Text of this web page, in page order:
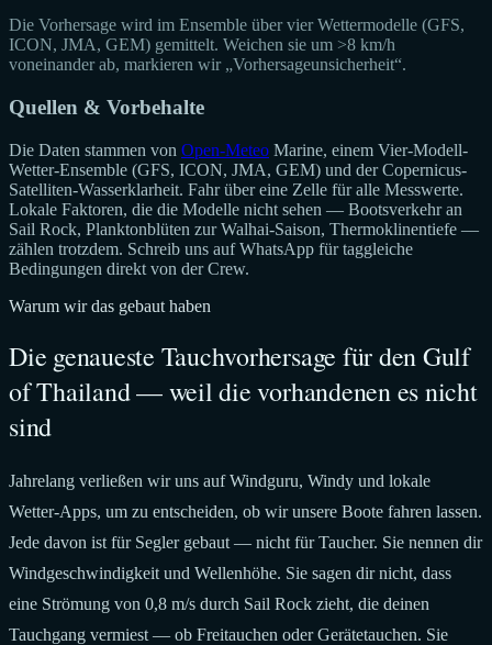
Die Vorhersage wird im Ensemble über vier Wettermodelle (GFS,
ICON, JMA, GEM) gemittelt. Weichen sie um >8 km/h
voneinander ab, markieren wir „Vorhersageunsicherheit“.
Quellen & Vorbehalte
Die Daten stammen von Open-Meteo Marine, einem Vier-Modell-
Wetter-Ensemble (GFS, ICON, JMA, GEM) und der Copernicus-
Satelliten-Wasserklarheit. Fahr über eine Zelle für alle Messwerte.
Lokale Faktoren, die die Modelle nicht sehen — Bootsverkehr an
Sail Rock, Planktonblüten zur Walhai-Saison, Thermoklinentiefe —
zählen trotzdem. Schreib uns auf WhatsApp für taggleiche
Bedingungen direkt von der Crew.
Warum wir das gebaut haben
Die genaueste Tauchvorhersage für den Gulf
of Thailand — weil die vorhandenen es nicht
sind
Jahrelang verließen wir uns auf Windguru, Windy und lokale
Wetter-Apps, um zu entscheiden, ob wir unsere Boote fahren lassen.
Jede davon ist für Segler gebaut — nicht für Taucher. Sie nennen dir
Windgeschwindigkeit und Wellenhöhe. Sie sagen dir nicht, dass
eine Strömung von 0,8 m/s durch Sail Rock zieht, die deinen
Tauchgang vermiest — ob Freitauchen oder Gerätetauchen. Sie